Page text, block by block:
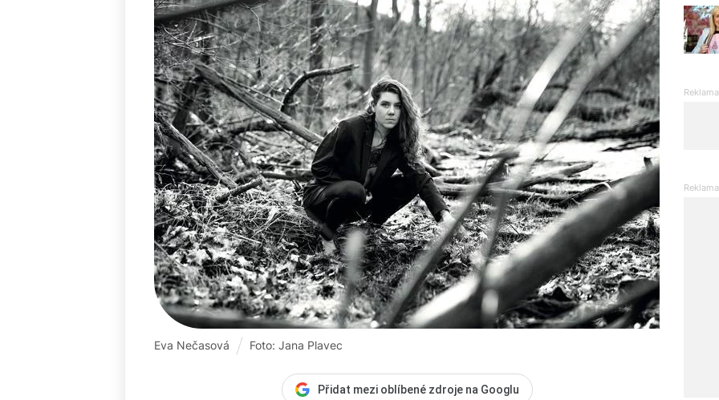
Eva Nečasová Foto: Jana Plavec
Přidat mezi oblíbené zdroje na Googlu